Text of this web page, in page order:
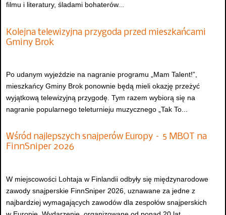
filmu i literatury, śladami bohaterów...
Kolejna telewizyjna przygoda przed mieszkańcami
Gminy Brok
Po udanym wyjeździe na nagranie programu „Mam Talent!”,
mieszkańcy Gminy Brok ponownie będą mieli okazję przeżyć
wyjątkową telewizyjną przygodę. Tym razem wybiorą się na
nagranie popularnego teleturnieju muzycznego „Tak To...
Wśród najlepszych snajperów Europy – 5 MBOT na
FinnSniper 2026
W miejscowości Lohtaja w Finlandii odbyły się międzynarodowe
zawody snajperskie FinnSniper 2026, uznawane za jedne z
najbardziej wymagających zawodów dla zespołów snajperskich